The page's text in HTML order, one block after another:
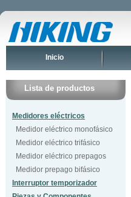
Inicio
Lista de productos
Medidores eléctricos
Medidor eléctrico monofásico
Medidor eléctrico trifásico
Medidor eléctrico prepagos
Medidor prepago bifásico
Interruptor temporizador